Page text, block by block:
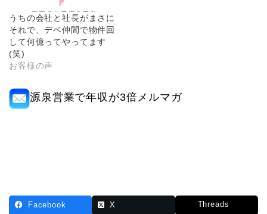
うちの会社と社長がまさに
それで、デベ仲間で物件回
して何億ってやってます
(笑)
お客様の声
源泉営業で年収が3倍メルマガ
Facebook X Threads